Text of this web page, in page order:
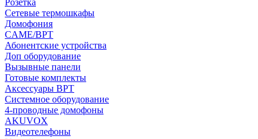
Розетка
Сетевые термошкафы
Домофония
CAME/BPT
Абонентские устройства
Доп оборудование
Вызывные панели
Готовые комплекты
Аксессуары BPT
Системное оборудование
4-проводные домофоны
AKUVOX
Видеотелефоны